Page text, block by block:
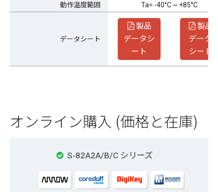
動作温度範囲
Ta= -40°C ~ +85°C
データシート
製品
データシ
ート
製品
データ
シート
オンライン購入 (価格と在庫)
S-82A2A/B/C シリーズ